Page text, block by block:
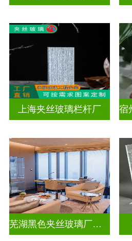
上海夹丝玻璃栏杆厂
芜湖黑色夹丝玻璃厂家在哪里